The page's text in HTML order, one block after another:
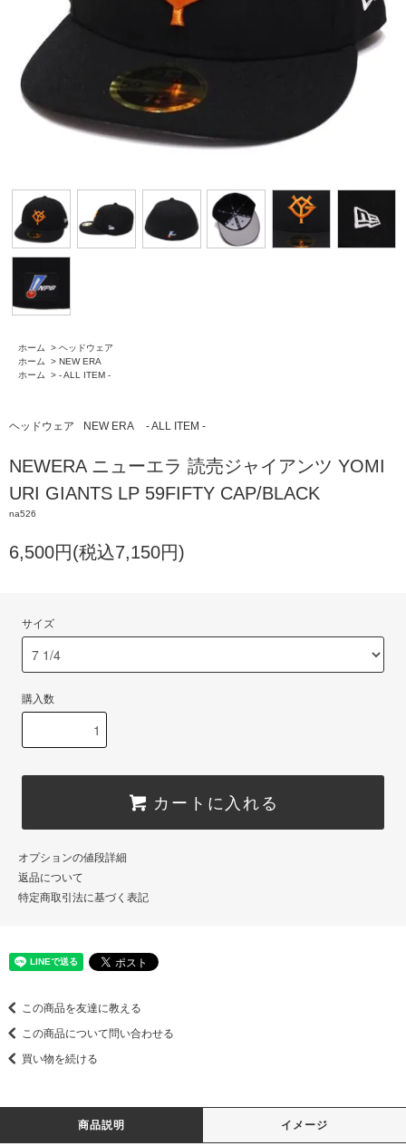
ホーム > ヘッドウェア
ホーム
> NEW ERA
ホーム
> - ALL ITEM -
ヘッドウェア NEW ERA - ALL ITEM -
NEWERA ニューエラ 読売ジャイアンツ YOMI
URI GIANTS LP 59FIFTY CAP/BLACK
na526
6,500円(税込7,150円)
サイズ
購入数
カートに入れる
オプションの値段詳細
返品について
特定商取引法に基づく表記
この商品を友達に教える
この商品について問い合わせる
買い物を続ける
商品説明 イメージ